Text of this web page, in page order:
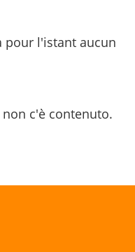
pour l'istant aucun
c'è contenuto.